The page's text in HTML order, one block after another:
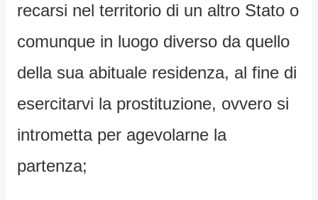
recarsi nel territorio di un altro Stato o
comunque in luogo diverso da quello
della sua abituale residenza, al fine di
esercitarvi la prostituzione, ovvero si
intrometta per agevolarne la
partenza;